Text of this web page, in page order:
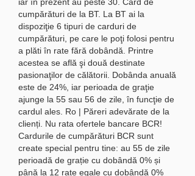
cumpărături de la BT. La BT ai la
dispoziţie 6 tipuri de carduri de
cumpărături, pe care le poţi folosi pentru
a plăti în rate fără dobândă. Printre
acestea se află şi două destinate
pasionaţilor de călătorii. Dobânda anuală
este de 24%, iar perioada de graţie
ajunge la 55 sau 56 de zile, în funcţie de
cardul ales. Ro | Păreri adevărate de la
clienți. Nu rata ofertele bancare BCR!
Cardurile de cumpărături BCR sunt
create special pentru tine: au 55 de zile
perioadă de grație cu dobândă 0% și
până la 12 rate egale cu dobândă 0%